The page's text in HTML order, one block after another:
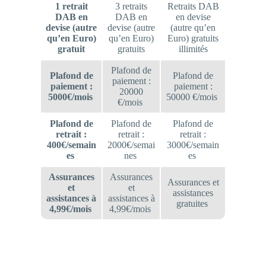
1 retrait
DAB en
devise (autre
qu’en Euro)
gratuit
3 retraits
DAB en
devise (autre
qu’en Euro)
gratuits
Retraits DAB
en devise
(autre qu’en
Euro) gratuits
illimités
Plafond de
paiement :
5000€/mois
Plafond de
paiement :
20000
€/mois
Plafond de
paiement :
50000 €/mois
Plafond de
retrait :
400€/semain
es
Plafond de
retrait :
2000€/semai
nes
Plafond de
retrait :
3000€/semain
es
Assurances
et
assistances à
4,99€/mois
Assurances
et
assistances à
4,99€/mois
Assurances et
assistances
gratuites